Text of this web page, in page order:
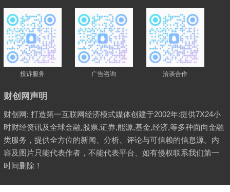
投诉服务 广告咨询 洽谈合作
财创网声明
财创网; 打造第一互联网经济模式媒体创建于2002年:提供7X24小
时财经资讯及全球金融,股票,证券,能源,基金,经济,等多种面向金融
类服务，提供全方位的新闻、分析、评论与可信赖的信息源。内
容及图片只能代表作者，不能代表平台、如有侵权联系我们第一
时间删除！